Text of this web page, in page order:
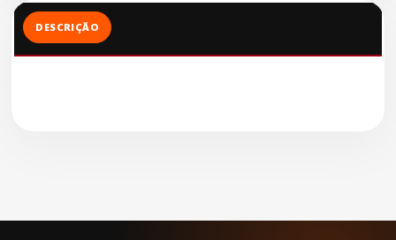
DESCRIÇÃO